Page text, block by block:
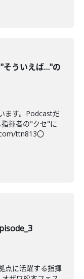
そういえば…"の
ます。Podcastだ
揮者の"クセ"に
ttn813〇
点に活躍する指揮